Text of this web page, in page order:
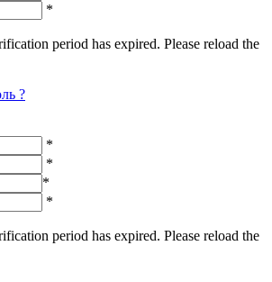
*
period has expired. Please reload the
?
*
*
*
*
period has expired. Please reload the